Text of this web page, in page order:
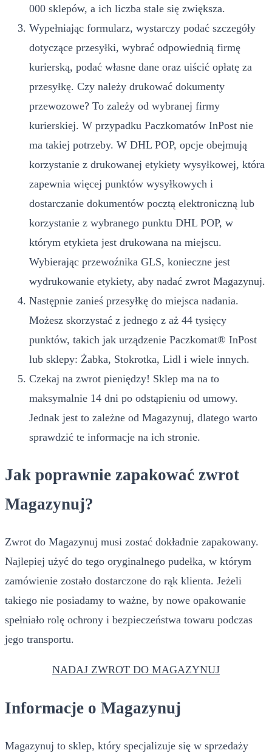
000 sklepów, a ich liczba stale się zwiększa.
Wypełniając formularz, wystarczy podać szczegóły
dotyczące przesyłki, wybrać odpowiednią firmę
kurierską, podać własne dane oraz uiścić opłatę za
przesyłkę. Czy należy drukować dokumenty
przewozowe? To zależy od wybranej firmy
kurierskiej. W przypadku Paczkomatów InPost nie
ma takiej potrzeby. W DHL POP, opcje obejmują
korzystanie z drukowanej etykiety wysyłkowej, która
zapewnia więcej punktów wysyłkowych i
dostarczanie dokumentów pocztą elektroniczną lub
korzystanie z wybranego punktu DHL POP, w
którym etykieta jest drukowana na miejscu.
Wybierając przewoźnika GLS, konieczne jest
wydrukowanie etykiety, aby nadać zwrot Magazynuj.
Następnie zanieś przesyłkę do miejsca nadania.
Możesz skorzystać z jednego z aż 44 tysięcy
punktów, takich jak urządzenie Paczkomat® InPost
lub sklepy: Żabka, Stokrotka, Lidl i wiele innych.
Czekaj na zwrot pieniędzy! Sklep ma na to
maksymalnie 14 dni po odstąpieniu od umowy.
Jednak jest to zależne od Magazynuj, dlatego warto
sprawdzić te informacje na ich stronie.
Jak poprawnie zapakować zwrot
Magazynuj?
Zwrot do Magazynuj musi zostać dokładnie zapakowany.
Najlepiej użyć do tego oryginalnego pudełka, w którym
zamówienie zostało dostarczone do rąk klienta. Jeżeli
takiego nie posiadamy to ważne, by nowe opakowanie
spełniało rolę ochrony i bezpieczeństwa towaru podczas
jego transportu.
NADAJ ZWROT DO MAGAZYNUJ
Informacje o Magazynuj
Magazynuj to sklep, który specjalizuje się w sprzedaży